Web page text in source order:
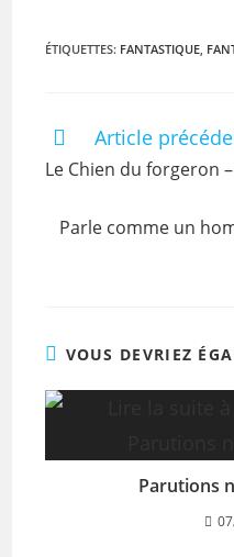
ÉTIQUETTES: FANTASTIQUE,
Article
Le Chien du forgeron
Parle comme un
VOUS DEVRIEZ
Parutions